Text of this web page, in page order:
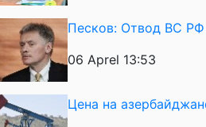
Песков: Отвод ВС РФ
06 Aprel 13:53
Цена на